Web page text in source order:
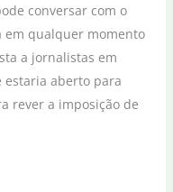
conversar com o
em qualquer momento
a jornalistas em
estaria aberto para
rever a imposição de